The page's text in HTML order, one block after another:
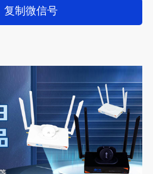
复制微信号